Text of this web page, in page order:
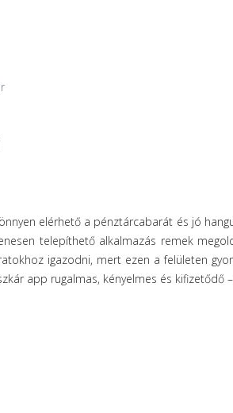
elérhető a pénztárcabarát és jó
telepíthető alkalmazás remek
igazodni, mert ezen a felületen
app rugalmas, kényelmes és kifizetődő